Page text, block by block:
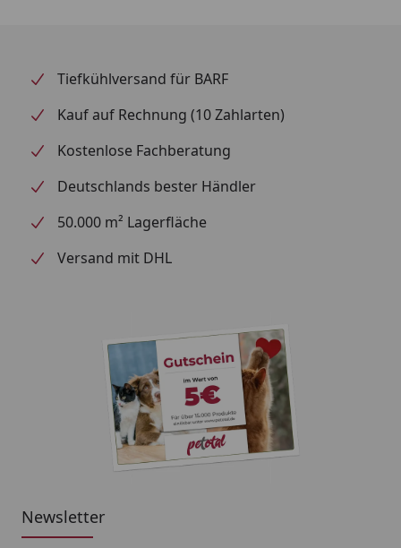
Tiefkühlversand für BARF
Kauf auf Rechnung (10 Zahlarten)
Kostenlose Fachberatung
Deutschlands bester Händler
50.000 m² Lagerfläche
Versand mit DHL
Newsletter